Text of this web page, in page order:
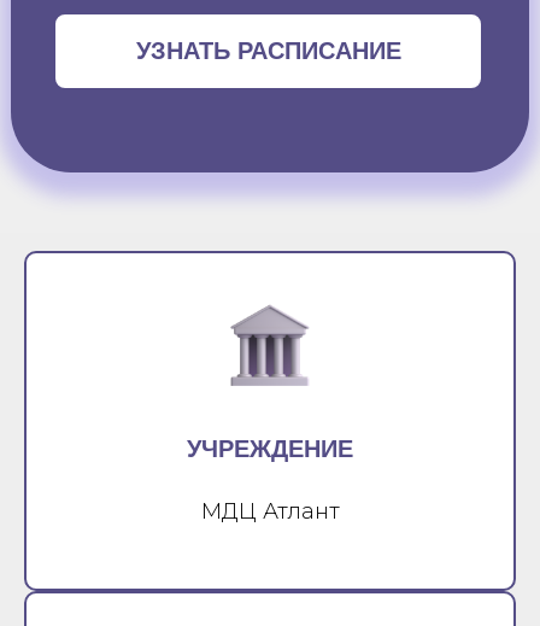
УЗНАТЬ РАСПИСАНИЕ
УЧРЕЖДЕНИЕ
МДЦ Атлант